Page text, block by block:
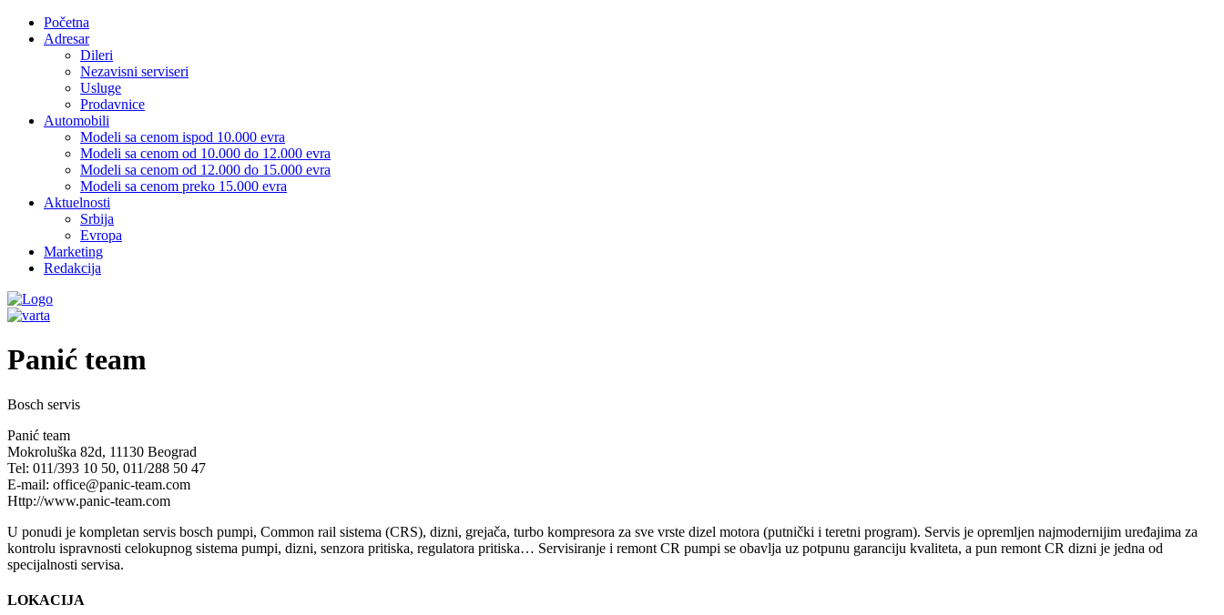
Početna
Adresar
Dileri
Nezavisni serviseri
Usluge
Prodavnice
Automobili
Modeli sa cenom ispod 10.000 evra
Modeli sa cenom od 10.000 do 12.000 evra
Modeli sa cenom od 12.000 do 15.000 evra
Modeli sa cenom preko 15.000 evra
Aktuelnosti
Srbija
Evropa
Marketing
Redakcija
Panić team
Bosch servis
Panić team
Mokroluška 82d, 11130 Beograd
Tel: 011/393 10 50, 011/288 50 47
E-mail: office@panic-team.com
Http://www.panic-team.com
U ponudi je kompletan servis bosch pumpi, Common rail sistema (CRS), dizni, grejača, turbo kompresora za sve vrste dizel motora (putnički i teretni program). Servis je opremljen najmodernijim uređajima za
kontrolu ispravnosti celokupnog sistema pumpi, dizni, senzora pritiska, regulatora pritiska… Servisiranje i remont CR pumpi se obavlja uz potpunu garanciju kvaliteta, a pun remont CR dizni je jedna od
specijalnosti servisa.
LOKACIJA